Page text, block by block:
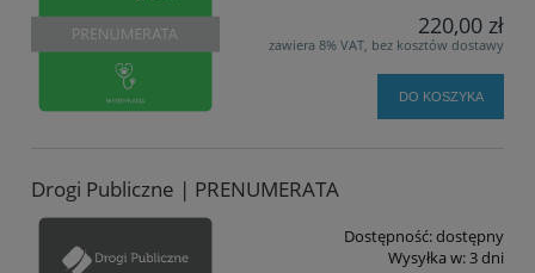
220,00 zł
zawiera 8% VAT, bez kosztów dostawy
DO KOSZYKA
Drogi Publiczne | PRENUMERATA
Dostępność:dostępny
Wysyłka w:3 dni